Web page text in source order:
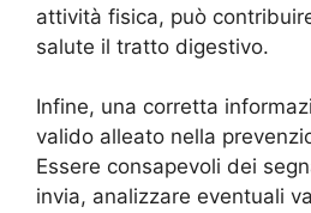
attività fisica, può
salute il tratto digestivo.
Infine, una corretta
valido alleato nella
Essere consapevoli dei
invia, analizzare eventuali